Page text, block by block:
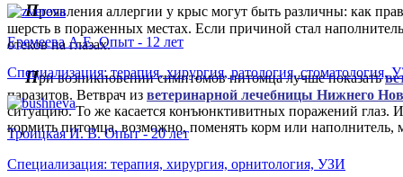
Проявления аллергии у крыс могут быть различны: как
шерсть в пораженных местах. Если причиной стал
отеков на глазах.
При возникновении симптомов питомца лучше показать
паразитов. Ветврач из ветеринарной лечебницы Нижнего
ситуацию. То же касается конъюнктивитных поражений глаз.
кормить питомца, возможно, поменять корм или наполнитель,
Еремеева А.Е. Опыт - 12 лет
Специализация: терапия, хирургия, ратология, стоматология,
Троицкая И. В. Опыт - 20 лет
Специализация: терапия, хирургия, орнитология, УЗИ